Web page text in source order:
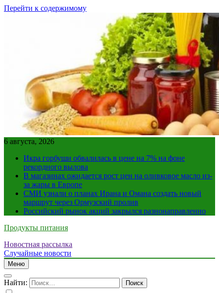
Перейти к содержимому
6 августа, 2026
Икра горбуши обвалилась в цене на 7% на фоне
рекордного вылова
В магазинах ожидается рост цен на оливковое масло из-
за жары в Европе
СМИ узнали о планах Ирана и Омана создать новый
маршрут через Ормузский пролив
Российский рынок акций закрылся разнонаправленно
Продукты питания
Новостная рассылка
Случайные новости
Меню
Найти: